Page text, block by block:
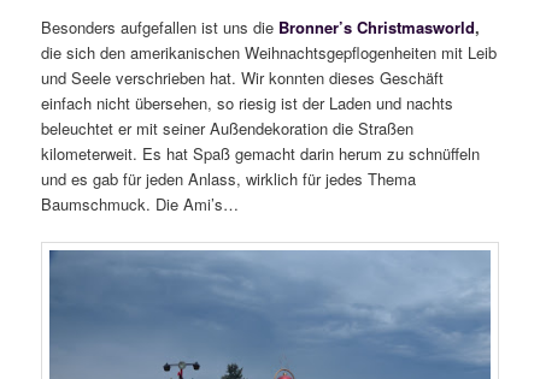
Besonders aufgefallen ist uns die Bronner’s Christmasworld,
die sich den amerikanischen Weihnachtsgepflogenheiten mit Leib
und Seele verschrieben hat. Wir konnten dieses Geschäft
einfach nicht übersehen, so riesig ist der Laden und nachts
beleuchtet er mit seiner Außendekoration die Straßen
kilometerweit. Es hat Spaß gemacht darin herum zu schnüffeln
und es gab für jeden Anlass, wirklich für jedes Thema
Baumschmuck. Die Ami’s…